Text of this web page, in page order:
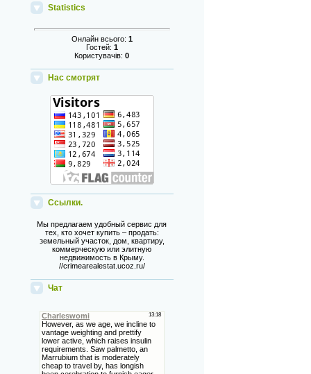
Statistics
Онлайн всього: 1
Гостей: 1
Користувачів:0
Нас смотрят
Ссылки.
Мы предлагаем удобный сервис для
тех, кто хочет купить – продать:
земельный участок, дом, квартиру,
коммерческую или элитную
недвижимость в Крыму.
//crimearealestat.ucoz.ru/
Чат